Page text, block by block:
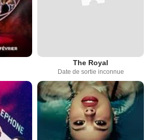
The Royal
Date de sortie inconnue